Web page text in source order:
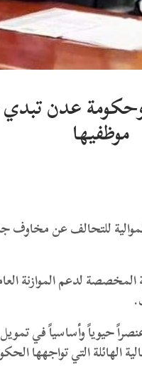
وحكومة عدن
موظفيها
للتحالف عن مخاوف
المخصصة لدعم الموازنة
حيوياً وأساسياً في
الهائلة التي تواجهها